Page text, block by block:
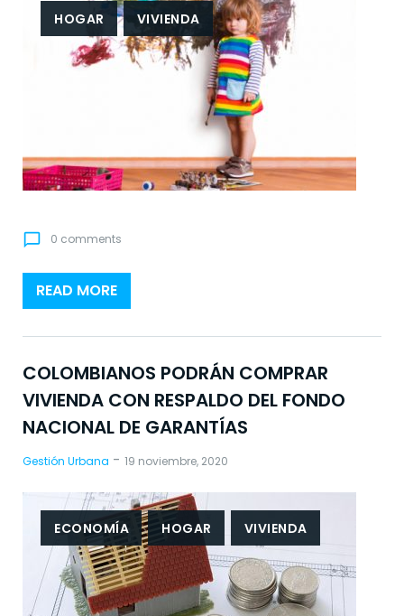
HOGAR VIVIENDA
chat_bubble_outline 0 comments
READ MORE
COLOMBIANOS PODRÁN COMPRAR
VIVIENDA CON RESPALDO DEL FONDO
NACIONAL DE GARANTÍAS
Gestión Urbana - 19 noviembre, 2020
ECONOMÍA HOGAR VIVIENDA